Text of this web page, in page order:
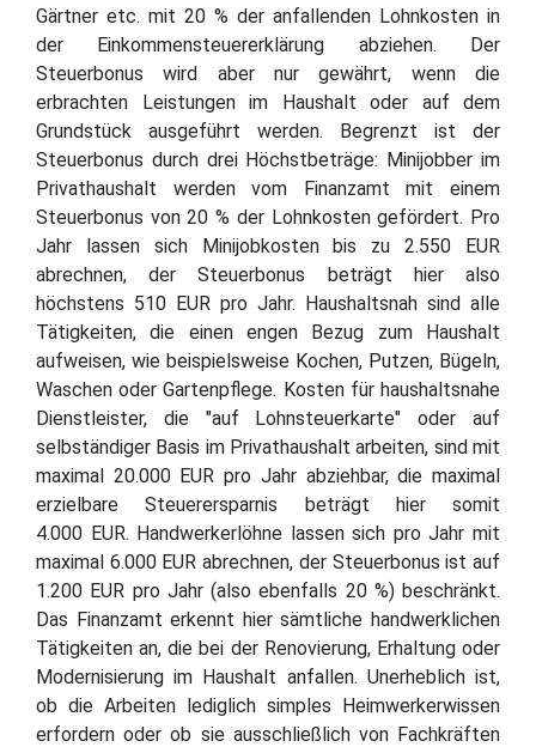
Gärtner etc. mit 20 % der anfallenden Lohnkosten in
der Einkommensteuererklärung abziehen. Der
Steuerbonus wird aber nur gewährt, wenn die
erbrachten Leistungen im Haushalt oder auf dem
Grundstück ausgeführt werden. Begrenzt ist der
Steuerbonus durch drei Höchstbeträge: Minijobber im
Privathaushalt werden vom Finanzamt mit einem
Steuerbonus von 20 % der Lohnkosten gefördert. Pro
Jahr lassen sich Minijobkosten bis zu 2.550 EUR
abrechnen, der Steuerbonus beträgt hier also
höchstens 510 EUR pro Jahr. Haushaltsnah sind alle
Tätigkeiten, die einen engen Bezug zum Haushalt
aufweisen, wie beispielsweise Kochen, Putzen, Bügeln,
Waschen oder Gartenpflege. Kosten für haushaltsnahe
Dienstleister, die "auf Lohnsteuerkarte" oder auf
selbständiger Basis im Privathaushalt arbeiten, sind mit
maximal 20.000 EUR pro Jahr abziehbar, die maximal
erzielbare Steuerersparnis beträgt hier somit
4.000 EUR. Handwerkerlöhne lassen sich pro Jahr mit
maximal 6.000 EUR abrechnen, der Steuerbonus ist auf
1.200 EUR pro Jahr (also ebenfalls 20 %) beschränkt.
Das Finanzamt erkennt hier sämtliche handwerklichen
Tätigkeiten an, die bei der Renovierung, Erhaltung oder
Modernisierung im Haushalt anfallen. Unerheblich ist,
ob die Arbeiten lediglich simples Heimwerkerwissen
erfordern oder ob sie ausschließlich von Fachkräften